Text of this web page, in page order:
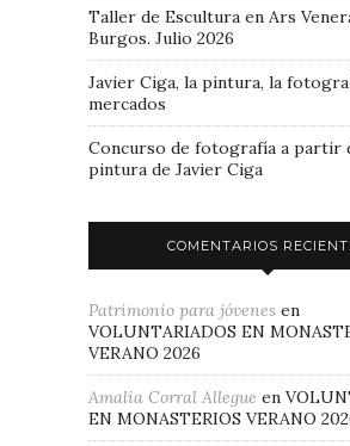
Taller de Escultura en Ars
Burgos. Julio 2026
Javier Ciga, la pintura, la
mercados
Concurso de fotografía a partir
pintura de Javier Ciga
COMENTARIOS
Patrimonio para jóvenes en
VOLUNTARIADOS EN
VERANO 2026
Amalia Corral Allegue en
EN MONASTERIOS VERANO